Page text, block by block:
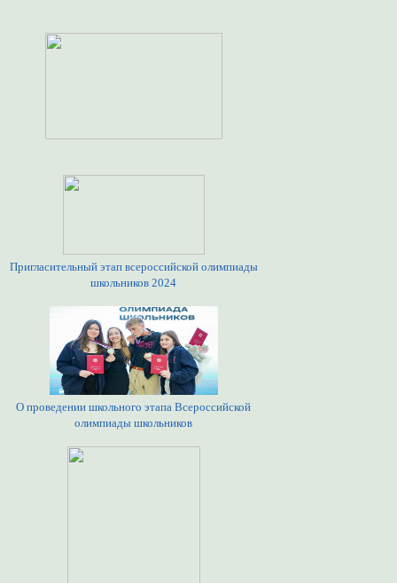
Пригласительный этап всероссийской олимпиады
школьников 2024
О проведении школьного этапа Всероссийской
олимпиады школьников